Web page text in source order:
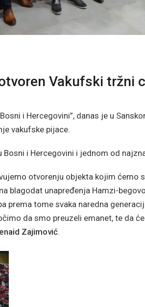
Vakufski tržni
i Hercegovini”, danas je u
vakufske pijace.
Bosni i Hercegovini i jednom od
otvorenju objekta kojim ćemo
blagodat unapređenja Hamzi-
prema tome svaka naredna
da smo preuzeli emanet, te da
Zajimović.